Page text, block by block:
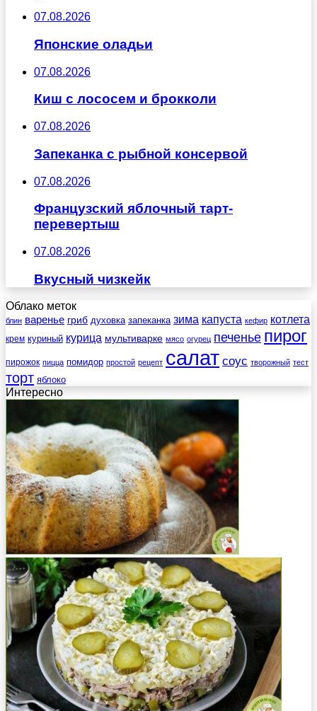
07.08.2026
Японские оладьи
07.08.2026
Киш с лососем и брокколи
07.08.2026
Запеканка с рыбной консервой
07.08.2026
Французский яблочный тарт-
перевертыш
07.08.2026
Вкусный чизкейк
Облако меток
блин варенье гриб духовка запеканка зима капуста кефир котлета
крем куриный курица мультиварке мясо огурец печенье пирог
пирожок пицца помидор простой рецепт салат соус творожный тест
торт яблоко
Интересно